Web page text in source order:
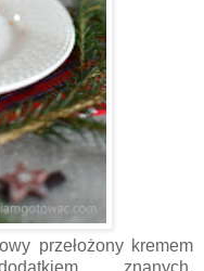
przełożony kremem